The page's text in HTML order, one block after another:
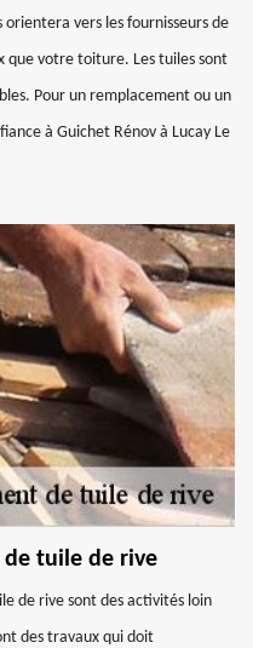
vers les fournisseurs de
que votre toiture. Les tuiles sont
Pour un remplacement ou un
à Guichet Rénov à Lucay Le
de tuile de rive
de rive sont des activités loin
des travaux qui doit